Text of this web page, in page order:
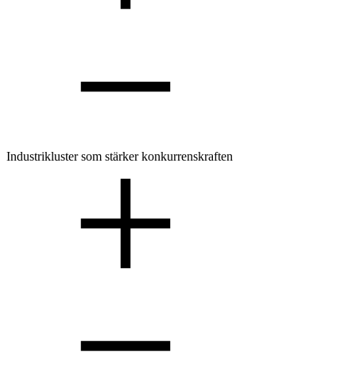
Industrikluster som stärker konkurrenskraften